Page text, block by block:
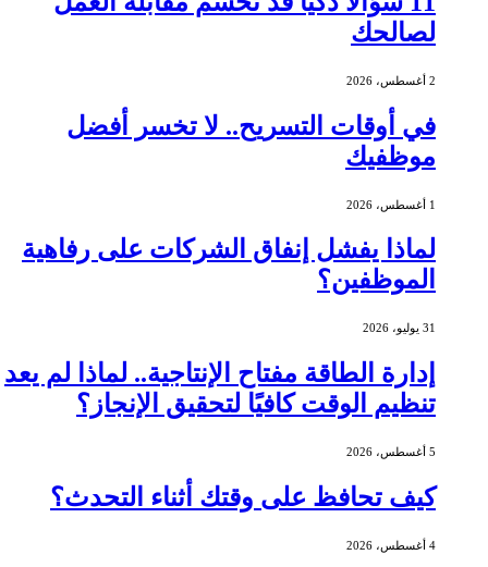
لصالحك
2 أغسطس، 2026
في أوقات التسريح.. لا تخسر أفضل
موظفيك
1 أغسطس، 2026
لماذا يفشل إنفاق الشركات على رفاهية
الموظفين؟
31 يوليو، 2026
إدارة الطاقة مفتاح الإنتاجية.. لماذا لم يعد
تنظيم الوقت كافيًا لتحقيق الإنجاز؟
5 أغسطس، 2026
كيف تحافظ على وقتك أثناء التحدث؟
4 أغسطس، 2026